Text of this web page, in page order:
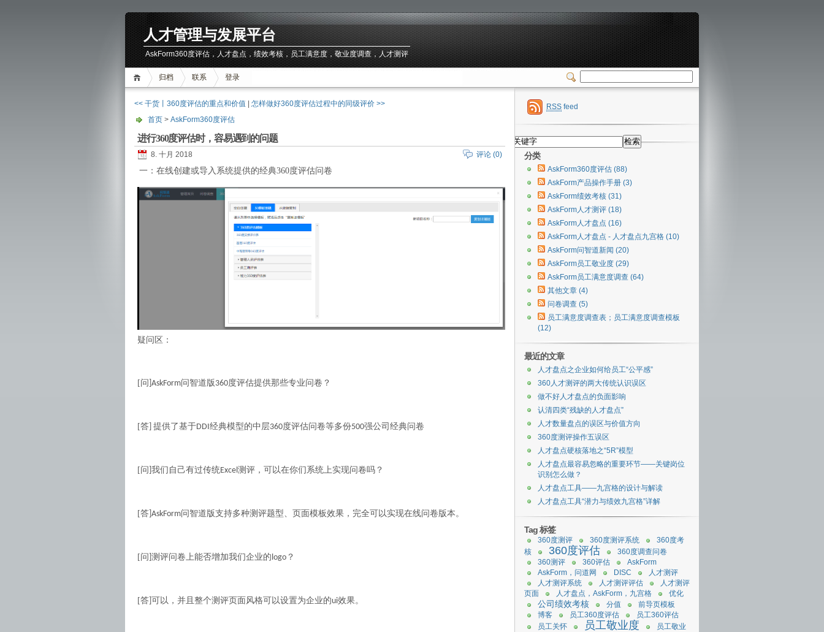
人才管理与发展平台
AskForm360度评估，人才盘点，绩效考核，员工满意度，敬业度调查，人才测评
归档 联系 登录
<< 干货丨360度评估的重点和价值
怎样做好360度评估过程中的同级评价 >>
首页 > AskForm360度评估
进行360度评估时，容易遇到的问题
8. 十月 2018 评论 (0)
一：在线创建或导入系统提供的经典360度评估问卷
疑问区：
[问 ]AskForm问智道版 360度评估提供那些专业问卷？
[答 提供了基于DDI经典模型的中层360度评估问卷等多份500强公司经典问卷
[问 我们自己有过传统Excel测评，可以在你们系统上实现问卷吗？
[答 ]AskForm问智道版支持多种测评题型、页面模板效果，完全可以实现在线问卷版本。
[问 测评问卷上能否增加我们企业的logo ？
[答 可以，并且整个测评页面风格可以设置为企业的ui效果。
RSS feed
分类
AskForm360度评估 (88)
AskForm产品操作手册 (3)
AskForm绩效考核 (31)
AskForm人才测评 (18)
AskForm人才盘点 (16)
AskForm人才盘点 - 人才盘点九宫格 (10)
AskForm问智道新闻 (20)
AskForm员工敬业度 (29)
AskForm员工满意度调查 (64)
其他文章 (4)
问卷调查 (5)
员工满意度调查表；员工满意度调查模板
(12)
最近的文章
人才盘点之企业如何给员工“公平感”
360人才测评的两大传统认识误区
做不好人才盘点的负面影响
认清四类“残缺的人才盘点”
人才数量盘点的误区与价值方向
360度测评操作五误区
人才盘点硬核落地之“5R”模型
人才盘点最容易忽略的重要环节——关键岗位
识别怎么做？
人才盘点工具——九宫格的设计与解读
人才盘点工具“潜力与绩效九宫格”详解
Tag 标签
360度测评 360度测评系统
360度考
核
360度评估
360度调查问卷
360测评
360评估
AskForm
AskForm，问道网
DISC
人才测评
人才测评系统
人才测评评估
人才测评
页面
人才盘点，AskForm，九宫格 优化
公司绩效考核 分值
前导页模板
博客
员工360度评估
员工360评估
员工关怀
员工敬业度
员工敬业